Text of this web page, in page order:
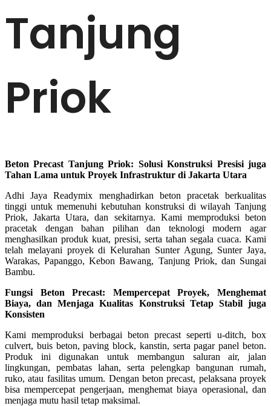
Tanjung
Priok
Beton Precast Tanjung Priok: Solusi Konstruksi Presisi juga
Tahan Lama untuk Proyek Infrastruktur di Jakarta Utara
Adhi Jaya Readymix menghadirkan beton pracetak berkualitas
tinggi untuk memenuhi kebutuhan konstruksi di wilayah Tanjung
Priok, Jakarta Utara, dan sekitarnya. Kami memproduksi beton
pracetak dengan bahan pilihan dan teknologi modern agar
menghasilkan produk kuat, presisi, serta tahan segala cuaca. Kami
telah melayani proyek di Kelurahan Sunter Agung, Sunter Jaya,
Warakas, Papanggo, Kebon Bawang, Tanjung Priok, dan Sungai
Bambu.
Fungsi Beton Precast: Mempercepat Proyek, Menghemat
Biaya, dan Menjaga Kualitas Konstruksi Tetap Stabil juga
Konsisten
Kami memproduksi berbagai beton precast seperti u-ditch, box
culvert, buis beton, paving block, kanstin, serta pagar panel beton.
Produk ini digunakan untuk membangun saluran air, jalan
lingkungan, pembatas lahan, serta pelengkap bangunan rumah,
ruko, atau fasilitas umum. Dengan beton precast, pelaksana proyek
bisa mempercepat pengerjaan, menghemat biaya operasional, dan
menjaga mutu hasil tetap maksimal.